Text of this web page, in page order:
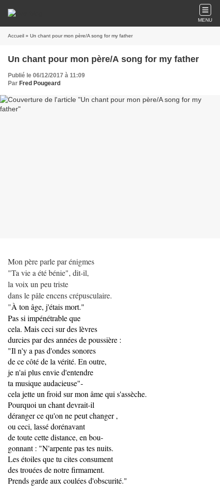
MENU
Accueil » Un chant pour mon père/A song for my father
Un chant pour mon père/A song for my father
Publié le 06/12/2017 à 11:09
Par Fred Pougeard
Mon père parle par énigmes
"Ta vie a été bénie", dit-il,
la voix un peu triste
dans le pâle encens crépusculaire.
"À ton âge, j'étais mort."
Pas si impénétrable que
cela. Mais ceci sur des lèvres
durcies par des années de poussière :
"Il n'y a pas d'ondes sonores
de ce côté de la vérité. En outre,
je n'ai plus envie d'entendre
ta musique audacieuse"-
cela jette un froid sur mon âme qui s'assèche.
Pourquoi un chant devrait-il
déranger ce qu'on ne peut changer ,
ou ceci, lassé dorénavant
de toute cette distance, en bou-
gonnant : "N'arpente pas tes nuits.
Les étoiles que tu cites consument
des trouées de notre firmament.
Prends garde aux coulées d'obscurité."